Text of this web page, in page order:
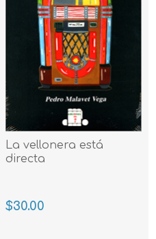
La vellonera está
directa
$30.00